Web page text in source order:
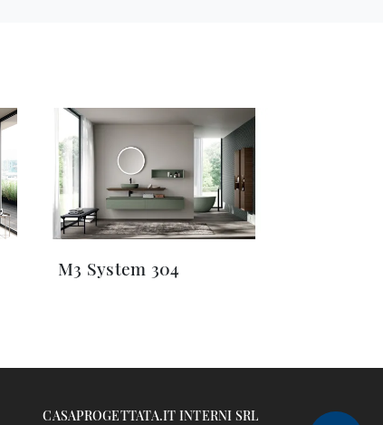
M3 System 304
CASAPROGETTATA.IT INTERNI SRL